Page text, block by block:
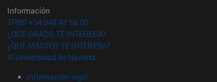
Información
TFNO +34 948 42 56 00
¿QUÉ GRADO TE INTERESA?
¿QUÉ MÁSTER TE INTERESA?
© Universidad de Navarra
Información legal